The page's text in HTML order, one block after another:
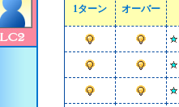
1ターン オーバー